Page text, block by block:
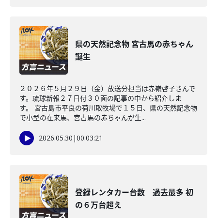
県の天然記念物 宮古馬の赤ちゃん
誕生
２０２６年５月２９日（金）放送分担当は赤嶺啓子さんで
す。琉球新報２７日付３０面の記事の中から紹介しま
す。 宮古島市平良の荷川取牧場で１５日、県の天然記念物
で小型の在来馬、宮古馬の赤ちゃんが生...
2026.05.30 |00:03:21
登録レンタカー台数 過去最多 初
の６万台超え